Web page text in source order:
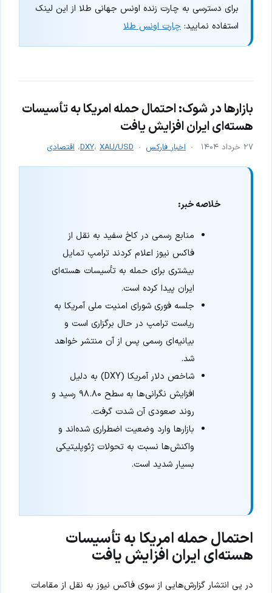
برای دسترسی به چارت زنده اونس جهانی طلا از این لینک
استفاده نمایید: چارت اونس طلا
بازارها در شوک: احتمال حمله امریکا به تأسیسات
هسته‌ای ایران افزایش یافت
۲۷ خرداد ۱۴۰۴ اخبار فارکس DXY، XAU/USD ، اقتصادی
خلاصه خبر:
منابع رسمی در کاخ سفید به نقل از
فاکس نیوز اعلام کردند ترامپ تمایل
بیشتری برای حمله به تأسیسات هسته‌ای
ایران پیدا کرده است.
جلسه فوری شورای امنیت ملی آمریکا به
ریاست ترامپ در حال برگزاری است و
بیانیه‌ای رسمی پس از آن منتشر خواهد
شد.
شاخص دلار آمریکا (DXY) به دلیل
افزایش نگرانی‌ها به سطح ۹۸.۸۰ رسید و
روند صعودی آن شدت گرفت.
بازارها وارد وضعیت اضطراری شده‌اند و
واکنش‌ها نسبت به تحولات ژئوپلیتیکی
بسیار شدید است.
احتمال حمله امریکا به تأسیسات
هسته‌ای ایران افزایش یافت
در پی انتشار گزارش‌هایی از سوی فاکس نیوز به نقل از مقامات